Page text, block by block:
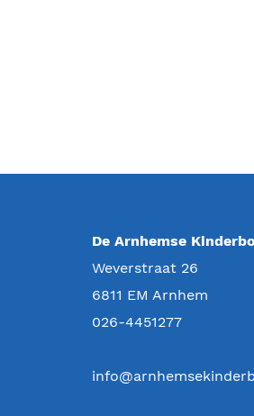
De Arnhemse
Weverstraat 26
6811 EM Arnhem
026-4451277